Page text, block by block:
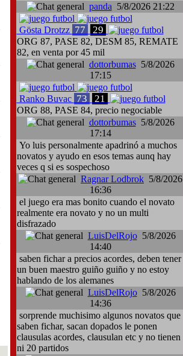
panda 5/8/2026 21:22
Gösta Drotzz 77 29
ORG 87, PASE 82, DESM 85, REMATE
82, en venta por 45 mil
dottorbumas5/8/2026
17:15
Ranko Buvac 73 21
ORG 88, PASE 84, precio negociable
dottorbumas5/8/2026
17:14
Yo luis personalmente apadrinó a muchos
novatos y ayudo en esos temas aunq hay
veces q si es sospechoso
Ragnar Lodbrok 5/8/2026
16:36
el juego era mas bonito cuando el novato
realmente era novato y no un multi
disfrazado
LuisDelRojo5/8/2026
14:40
saben fichar a precios acordes, deben tener
un buen maestro guiño guiño y no estoy
hablando de los alemanes
LuisDelRojo5/8/2026
14:36
sorprende muchisimo algunos novatos que
saben fichar, sacan dopados le ponen
clausulas acordes, clausulan etc y no tienen
ni 20 partidos